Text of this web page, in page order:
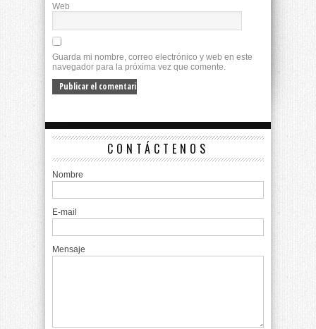
Web
Guarda mi nombre, correo electrónico y web en este
navegador para la próxima vez que comente.
CONTÁCTENOS
Nombre
E-mail
Mensaje